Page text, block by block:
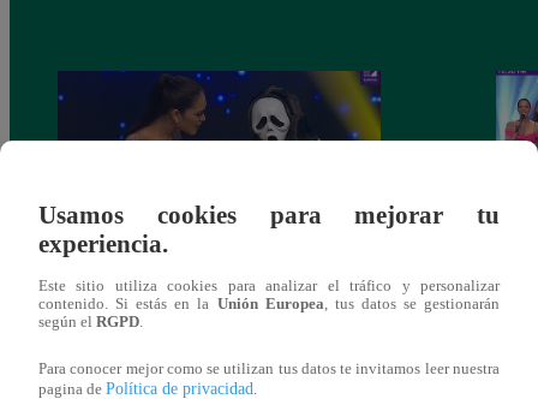
Yo Soy 30 de noviembre del 2018 –
Programa completo
Yo
Usamos cookies para mejorar tu
experiencia.
Este sitio utiliza cookies para analizar el tráfico y personalizar
contenido. Si estás en la Unión Europea , tus datos se gestionarán
según el RGPD
Para conocer mejor como se utilizan tus datos te invitamos leer nuestra
pagina de Política de privacidad